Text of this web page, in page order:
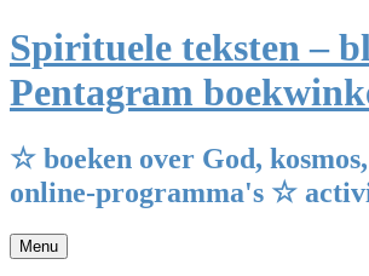
Ga
naar
de
inhoud
Spirituele teksten –
Pentagram
☆ boeken over God,
online-programma's ☆
Menu